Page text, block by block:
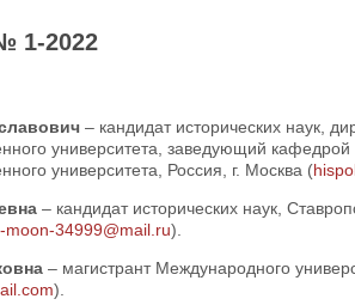
1-2022
– кандидат исторических наук,
университета, заведующий
университета, Россия, г. Москва (
– кандидат исторических наук,
moon-34999@mail.ru).
– магистрант Международного
).